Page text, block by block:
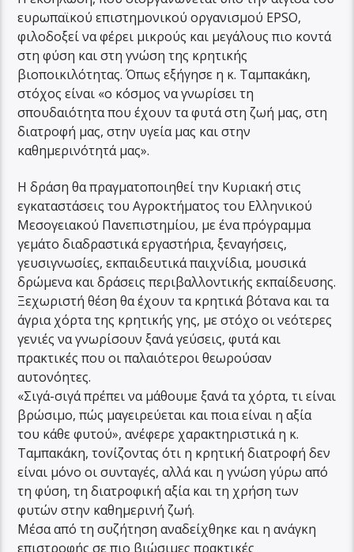
ευρωπαϊκού επιστημονικού οργανισμού EPSO,
φιλοδοξεί να φέρει μικρούς και μεγάλους πιο κοντά
στη φύση και στη γνώση της κρητικής
βιοποικιλότητας. Όπως εξήγησε η κ. Ταμπακάκη,
στόχος είναι «ο κόσμος να γνωρίσει τη
σπουδαιότητα που έχουν τα φυτά στη ζωή μας, στη
διατροφή μας, στην υγεία μας και στην
καθημερινότητά μας».
Η δράση θα πραγματοποιηθεί την Κυριακή στις
εγκαταστάσεις του Αγροκτήματος του Ελληνικού
Μεσογειακού Πανεπιστημίου, με ένα πρόγραμμα
γεμάτο διαδραστικά εργαστήρια, ξεναγήσεις,
γευσιγνωσίες, εκπαιδευτικά παιχνίδια, μουσικά
δρώμενα και δράσεις περιβαλλοντικής εκπαίδευσης.
Ξεχωριστή θέση θα έχουν τα κρητικά βότανα και τα
άγρια χόρτα της κρητικής γης, με στόχο οι νεότερες
γενιές να γνωρίσουν ξανά γεύσεις, φυτά και
πρακτικές που οι παλαιότεροι θεωρούσαν
αυτονόητες.
«Σιγά-σιγά πρέπει να μάθουμε ξανά τα χόρτα, τι είναι
βρώσιμο, πώς μαγειρεύεται και ποια είναι η αξία
του κάθε φυτού», ανέφερε χαρακτηριστικά η κ.
Ταμπακάκη, τονίζοντας ότι η κρητική διατροφή δεν
είναι μόνο οι συνταγές, αλλά και η γνώση γύρω από
τη φύση, τη διατροφική αξία και τη χρήση των
φυτών στην καθημερινή ζωή.
Μέσα από τη συζήτηση αναδείχθηκε και η ανάγκη
επιστροφής σε πιο βιώσιμες πρακτικές